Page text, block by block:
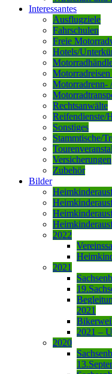
Interessantes
Ausflugziele
Fahrschulen
Freie
Hotels/
Motorradrenn-
Rechtsanwälte
Reifendienste/
Sonstiges
Stammtische/
Versicherungen
Zubehör
Bilder
2022
2021
2021
2021 –
2020